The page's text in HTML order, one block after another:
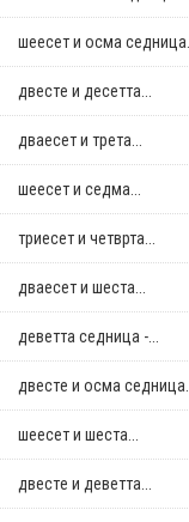
шеесет и осма седница...
двестe и десетта...
дваесет и трета...
шеесет и седма...
триесет и четврта...
дваесет и шеста...
деветта седница -...
двестe и осма седница...
шеесет и шеста...
двестe и деветта...